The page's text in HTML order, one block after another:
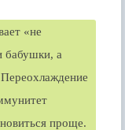
«не
бабушки, а
проще.